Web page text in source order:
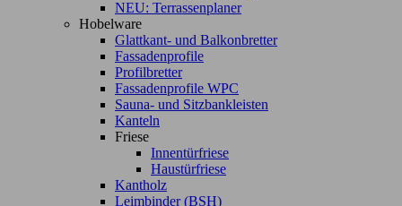
NEU: Terrassenplaner
Hobelware
Glattkant- und Balkonbretter
Fassadenprofile
Profilbretter
Fassadenprofile WPC
Sauna- und Sitzbankleisten
Kanteln
Friese
Innentürfriese
Haustürfriese
Kantholz
Leimbinder (BSH)